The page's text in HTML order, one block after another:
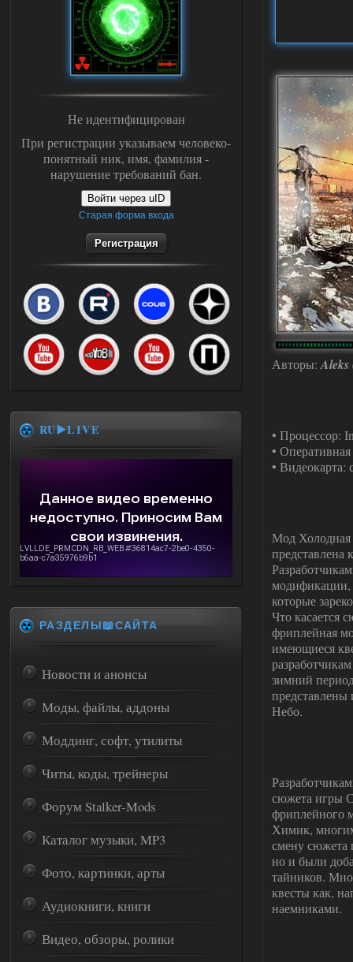
Авторы: Aleks
• Процессор:
•
•
Мод Холодная
представлена
модификации,
которые
Что касается
фриплейная
имеющиеся
зимний
представлены
Небо.
сюжета игры
фриплейного
Химик,
смену сюжета
но и были
тайников.
квесты как,
наемниками.
Не идентифицирован
При регистрации указываем человеко-
понятный ник, имя, фамилия -
нарушение требований бан.
Войти через uID
Старая форма входа
Регистрация
RU▶️LIVE
РАЗДЕЛЫ📖САЙТА
Новости и анонсы
Моды, файлы, аддоны
Моддинг, софт, утилиты
Читы, коды, трейнеры
Форум Stalker-Mods
Каталог музыки, MP3
Фото, картинки, арты
Аудиокниги, книги
Видео, обзоры, ролики